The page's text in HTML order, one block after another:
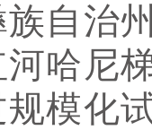
自治
哈尼
模化